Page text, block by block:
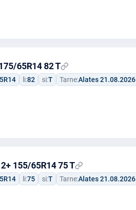
65R14 82 T
li:82 si:T Tarne:Alates 21.08.2026
155/65R14 75 T
li:75 si:T Tarne:Alates 21.08.2026